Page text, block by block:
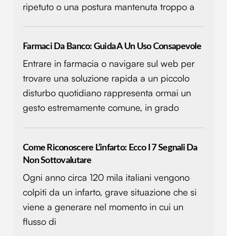
ripetuto o una postura mantenuta troppo a
Farmaci Da Banco: Guida A Un Uso Consapevole
Entrare in farmacia o navigare sul web per
trovare una soluzione rapida a un piccolo
disturbo quotidiano rappresenta ormai un
gesto estremamente comune, in grado
Come Riconoscere L’infarto: Ecco I 7 Segnali Da
Non Sottovalutare
Ogni anno circa 120 mila italiani vengono
colpiti da un infarto, grave situazione che si
viene a generare nel momento in cui un
flusso di